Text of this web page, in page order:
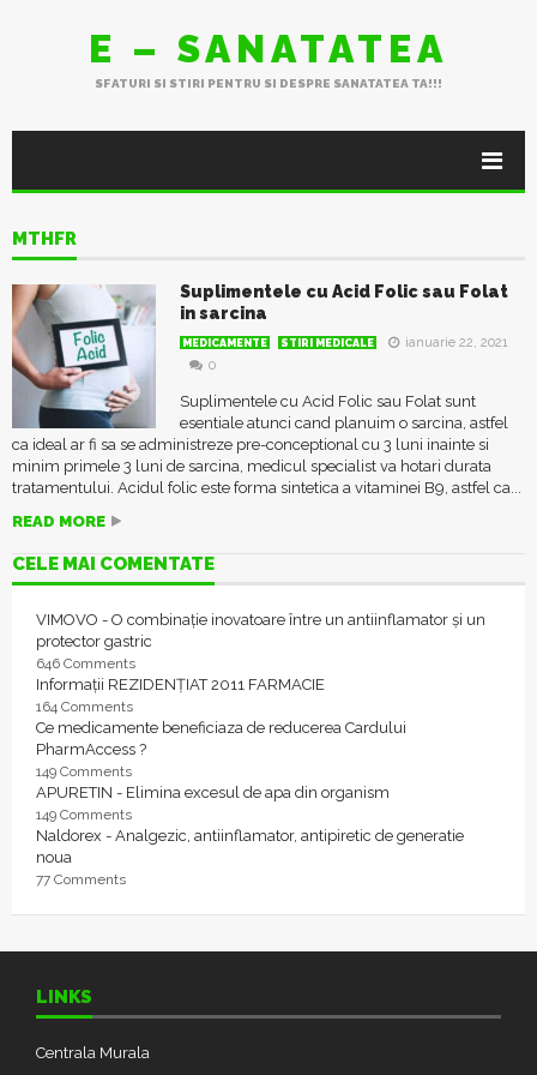
E – SANATATEA
SFATURI SI STIRI PENTRU SI DESPRE SANATATEA TA!!!
MTHFR
Suplimentele cu Acid Folic sau Folat
in sarcina
MEDICAMENTE STIRI MEDICALE
ianuarie 22, 2021
0
Suplimentele cu Acid Folic sau Folat sunt
esentiale atunci cand planuim o sarcina, astfel
ca ideal ar fi sa se administreze pre-conceptional cu 3 luni inainte si
minim primele 3 luni de sarcina, medicul specialist va hotari durata
tratamentului. Acidul folic este forma sintetica a vitaminei B9, astfel ca...
READ MORE
CELE MAI COMENTATE
VIMOVO - O combinație inovatoare între un antiinflamator și un
protector gastric
646 Comments
Informații REZIDENȚIAT 2011 FARMACIE
164 Comments
Ce medicamente beneficiaza de reducerea Cardului
PharmAccess ?
149 Comments
APURETIN - Elimina excesul de apa din organism
149 Comments
Naldorex - Analgezic, antiinflamator, antipiretic de generatie
noua
77 Comments
LINKS
Centrala Murala